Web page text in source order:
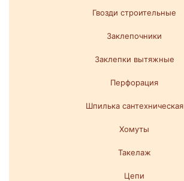
Гвозди строительные
Заклепочники
Заклепки вытяжные
Перфорация
Шпилька сантехническая
Хомуты
Такелаж
Цепи